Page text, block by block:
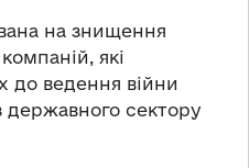
на знищення
які
до ведення війни
державного сектору